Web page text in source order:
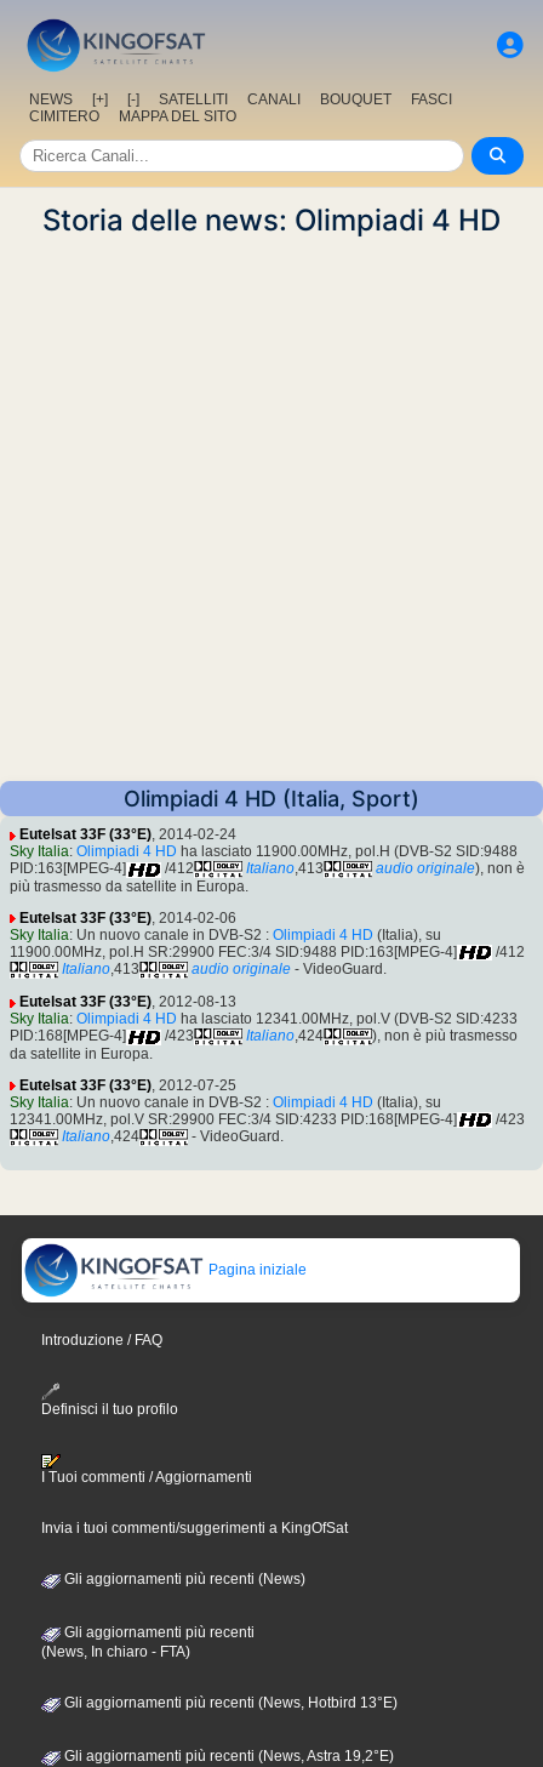
NEWS [+] [-] SATELLITI CANALI BOUQUET
FASCI
CIMITERO
MAPPA DEL SITO
Storia delle news: Olimpiadi 4 HD
Olimpiadi 4 HD (Italia, Sport)
Eutelsat 33F (33°E), 2014-02-24
Sky Italia: Olimpiadi 4 HD ha lasciato 11900.00MHz, pol.H (DVB-S2 SID:9488
PID:163[MPEG-4]
/412 Italiano,413 audio originale), non è
più trasmesso da satellite in Europa.
Eutelsat 33F (33°E), 2014-02-06
Sky Italia: Un nuovo canale in DVB-S2 : Olimpiadi 4 HD (Italia), su
11900.00MHz, pol.H SR:29900 FEC:3/4 SID:9488 PID:163[MPEG-4]
/412
Italiano,413 audio originale - VideoGuard.
Eutelsat 33F (33°E), 2012-08-13
Sky Italia: Olimpiadi 4 HD ha lasciato 12341.00MHz, pol.V (DVB-S2 SID:4233
PID:168[MPEG-4]
/423 Italiano,424
), non è più trasmesso
da satellite in Europa.
Eutelsat 33F (33°E), 2012-07-25
Sky Italia: Un nuovo canale in DVB-S2 : Olimpiadi 4 HD (Italia), su
12341.00MHz, pol.V SR:29900 FEC:3/4 SID:4233 PID:168[MPEG-4]
/423
Italiano,424 - VideoGuard.
Pagina iniziale
Introduzione / FAQ
Definisci il tuo profilo
I Tuoi commenti / Aggiornamenti
Invia i tuoi commenti/suggerimenti a KingOfSat
Gli aggiornamenti più recenti (News)
Gli aggiornamenti più recenti
(News, In chiaro - FTA)
Gli aggiornamenti più recenti (News, Hotbird 13°E)
Gli aggiornamenti più recenti (News, Astra 19,2°E)